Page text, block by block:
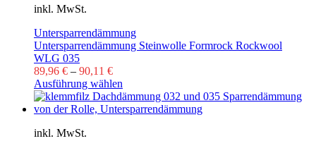
inkl. MwSt.
Untersparrendämmung
Untersparrendämmung Steinwolle Formrock Rockwool
WLG 035
89,96 € – 90,11 €
Ausführung wählen
inkl. MwSt.